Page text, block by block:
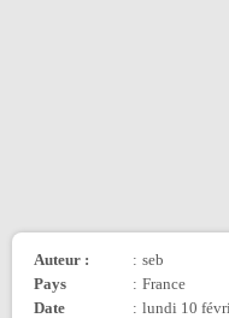
Auteur : : seb
Pays
: France
Date
: lundi 10